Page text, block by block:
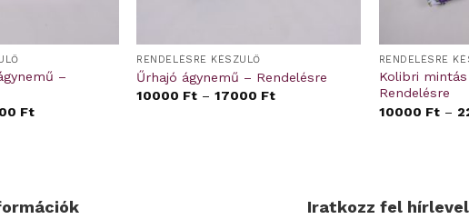
–
Ft
RENDELÉSRE KÉSZÜLŐ
Űrhajó ágynemű – Rendelésre
10000 Ft –17000 Ft
RENDELÉSRE
Kolibri
Rendelésre
10000 Ft–
Iratkozz fel